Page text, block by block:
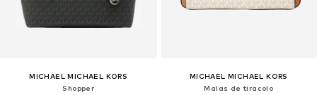
MICHAEL MICHAEL KORS
Shopper
MICHAEL MICHAEL KORS
Malas de tiracolo